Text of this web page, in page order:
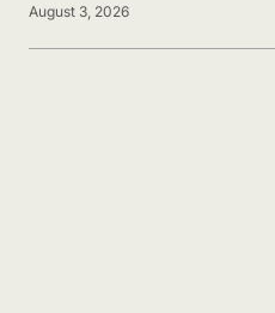
August 3, 2026